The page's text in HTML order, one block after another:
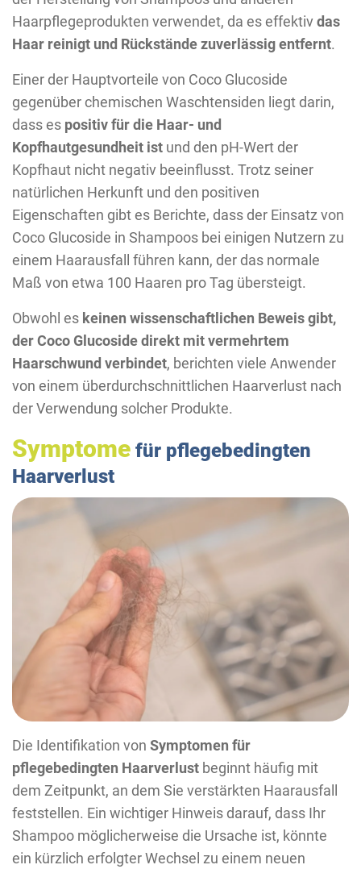
Haarpflegeprodukten verwendet, da es effektivdas
Haar reinigt und Rückstände zuverlässig entfernt.
Einer der Hauptvorteile von Coco Glucoside
gegenüber chemischen Waschtensiden liegt darin,
dass es positiv für die Haar- und
Kopfhautgesundheit ist und den pH-Wert der
Kopfhaut nicht negativ beeinflusst. Trotz seiner
natürlichen Herkunft und den positiven
Eigenschaften gibt es Berichte, dass der Einsatz von
Coco Glucoside in Shampoos bei einigen Nutzern zu
einem Haarausfall führen kann, der das normale
Maß von etwa 100 Haaren pro Tag übersteigt.
Obwohl es keinen wissenschaftlichen Beweis gibt,
der Coco Glucoside direkt mit vermehrtem
Haarschwund verbindet, berichten viele Anwender
von einem überdurchschnittlichen Haarverlust nach
der Verwendung solcher Produkte.
Symptome für pflegebedingten
Haarverlust
Die Identifikation von Symptomen für
pflegebedingten Haarverlust beginnt häufig mit
dem Zeitpunkt, an dem Sie verstärkten Haarausfall
feststellen. Ein wichtiger Hinweis darauf, dass Ihr
Shampoo möglicherweise die Ursache ist, könnte
ein kürzlich erfolgter Wechsel zu einem neuen